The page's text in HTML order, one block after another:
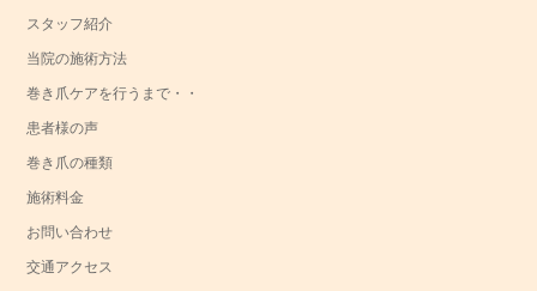
スタッフ紹介
当院の施術方法
巻き爪ケアを行うまで・・
患者様の声
巻き爪の種類
施術料金
お問い合わせ
交通アクセス